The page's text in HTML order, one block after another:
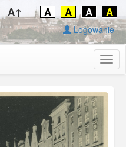
A↑ A A A A
Logowanie